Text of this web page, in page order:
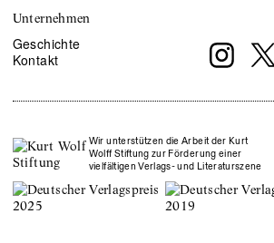
Unternehmen
Geschichte
Kontakt
Wir unterstützen die Arbeit der Kurt
Wolff Stiftung zur Förderung einer
vielfältigen Verlags- und Literaturszene